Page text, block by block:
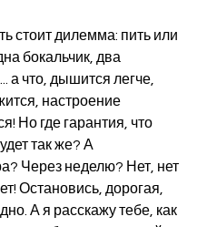
стоит дилемма: пить или
бокальчик, два
а что, дышится легче,
настроение
Но где гарантия, что
так же? А
Через неделю? Нет, нет
Остановись, дорогая,
А я расскажу тебе, как